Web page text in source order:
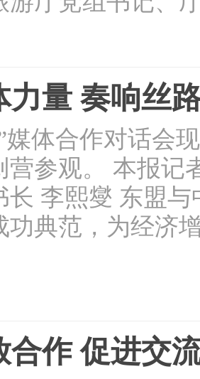
力量 奏响丝
媒体合作对话会
营参观。 本报记
长 李熙燮 东盟
功典范，为经济
合作 促进交